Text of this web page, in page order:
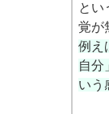
とい
覚が
例え
自分
いう